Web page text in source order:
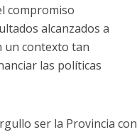
compromiso
alcanzados a
un contexto tan
las políticas
ser la Provincia con